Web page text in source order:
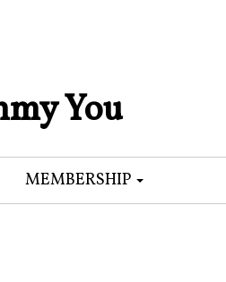
You
MEMBERSHIP